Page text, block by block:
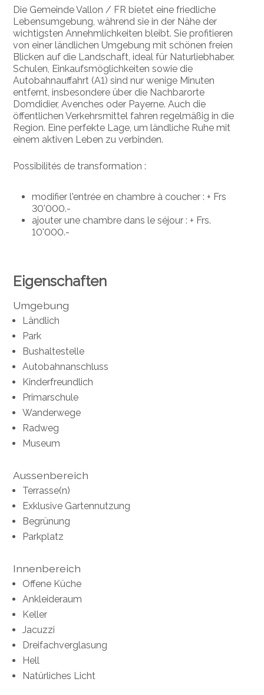
Die Gemeinde Vallon / FR bietet eine friedliche
Lebensumgebung, während sie in der Nähe der
wichtigsten Annehmlichkeiten bleibt. Sie profitieren
von einer ländlichen Umgebung mit schönen freien
Blicken auf die Landschaft, ideal für Naturliebhaber.
Schulen, Einkaufsmöglichkeiten sowie die
Autobahnauffahrt (A1) sind nur wenige Minuten
entfernt, insbesondere über die Nachbarorte
Domdidier, Avenches oder Payerne. Auch die
öffentlichen Verkehrsmittel fahren regelmäßig in die
Region. Eine perfekte Lage, um ländliche Ruhe mit
einem aktiven Leben zu verbinden.
Possibilités de transformation :
modifier l'entrée en chambre à coucher : + Frs
30'000.-
ajouter une chambre dans le séjour : + Frs.
10'000.-
Eigenschaften
Umgebung
Ländlich
Park
Bushaltestelle
Autobahnanschluss
Kinderfreundlich
Primarschule
Wanderwege
Radweg
Museum
Aussenbereich
Terrasse(n)
Exklusive Gartennutzung
Begrünung
Parkplatz
Innenbereich
Offene Küche
Ankleideraum
Keller
Jacuzzi
Dreifachverglasung
Hell
Natürliches Licht